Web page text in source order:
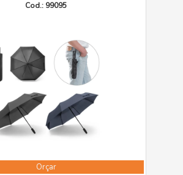
Cod.: 99095
Orçar